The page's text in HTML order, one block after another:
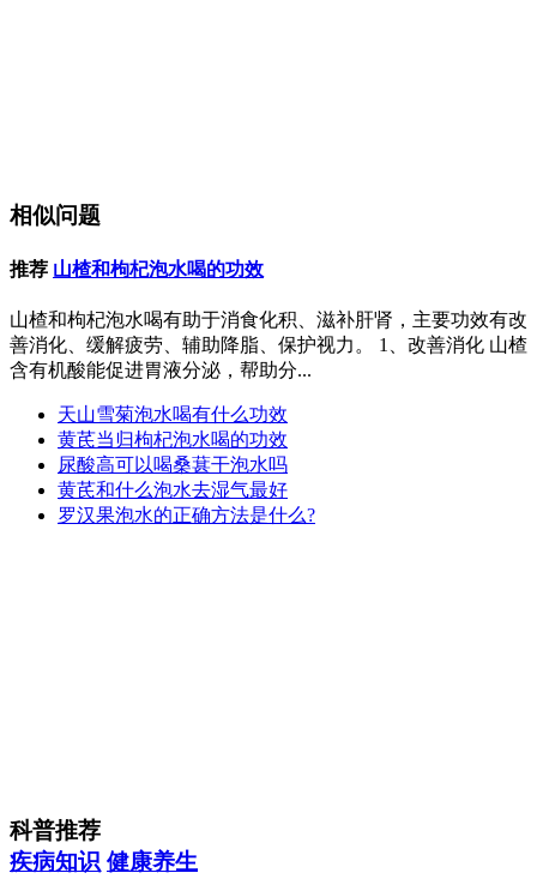
相似问题
推荐 山楂和枸杞泡水喝的功效
山楂和枸杞泡水喝有助于消食化积、滋补肝肾，主要功效有改
善消化、缓解疲劳、辅助降脂、保护视力。 1、改善消化 山楂
含有机酸能促进胃液分泌，帮助分...
天山雪菊泡水喝有什么功效
黄芪当归枸杞泡水喝的功效
尿酸高可以喝桑葚干泡水吗
黄芪和什么泡水去湿气最好
罗汉果泡水的正确方法是什么?
科普推荐
疾病知识 健康养生